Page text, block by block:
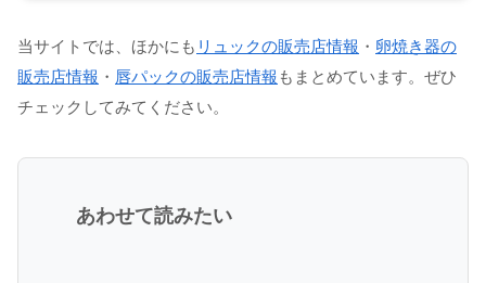
当サイトでは、ほかにも リュックの販売店情報 ・ 卵焼き器の
販売店情報 ・ 唇パックの販売店情報 もまとめています。ぜひ
チェックしてみてください。
あわせて読みたい